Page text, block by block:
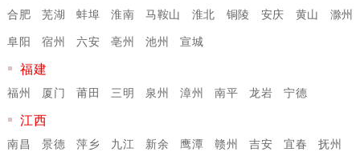
合肥 芜湖 蚌埠 淮南 马鞍山 淮北 铜陵 安庆 黄山
滁州
阜阳
宿州 六安 亳州 池州 宣城
福建
福州 厦门 莆田 三明 泉州 漳州 南平 龙岩 宁德
江西
南昌 景德 萍乡 九江 新余 鹰潭 赣州 吉安 宜春
抚州